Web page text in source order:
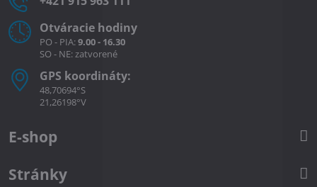
Otváracie hodiny
PO - PIA:9.00 - 16.30
SO - NE: zatvorené
GPS koordináty:
48,70694°S
21,26198°V
E-shop
Stránky